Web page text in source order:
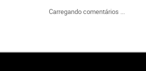
Carregando comentários ...